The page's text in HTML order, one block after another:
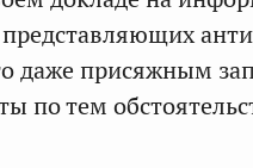
представляющих
даже присяжным
по тем